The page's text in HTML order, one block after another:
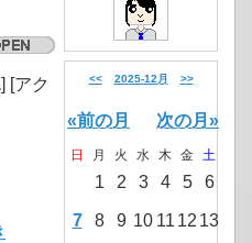
] [アク
<< 2025-12月 >>
«前の月 次の月»
日 月 火 水 木 金 土
1 2 3 4 5 6
7 8 9 10 11 12 13